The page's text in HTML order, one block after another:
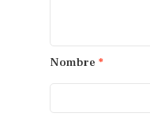
Nombre *